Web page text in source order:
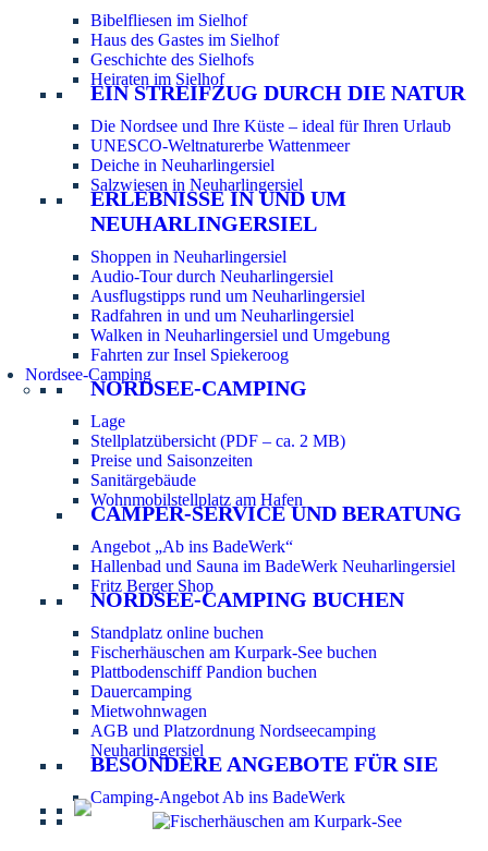
Bibelfliesen im Sielhof
Haus des Gastes im Sielhof
Geschichte des Sielhofs
Heiraten im Sielhof
EIN STREIFZUG DURCH DIE NATUR
Die Nordsee und Ihre Küste – ideal für Ihren Urlaub
UNESCO-Weltnaturerbe Wattenmeer
Deiche in Neuharlingersiel
Salzwiesen in Neuharlingersiel
ERLEBNISSE IN UND UM
NEUHARLINGERSIEL
Shoppen in Neuharlingersiel
Audio-Tour durch Neuharlingersiel
Ausflugstipps rund um Neuharlingersiel
Radfahren in und um Neuharlingersiel
Walken in Neuharlingersiel und Umgebung
Fahrten zur Insel Spiekeroog
Nordsee-Camping
NORDSEE-CAMPING
Lage
Stellplatzübersicht (PDF – ca. 2 MB)
Preise und Saisonzeiten
Sanitärgebäude
Wohnmobilstellplatz am Hafen
CAMPER-SERVICE UND BERATUNG
Angebot „Ab ins BadeWerk“
Hallenbad und Sauna im BadeWerk Neuharlingersiel
Fritz Berger Shop
NORDSEE-CAMPING BUCHEN
Standplatz online buchen
Fischerhäuschen am Kurpark-See buchen
Plattbodenschiff Pandion buchen
Dauercamping
Mietwohnwagen
AGB und Platzordnung Nordseecamping
Neuharlingersiel
BESONDERE ANGEBOTE FÜR SIE
Camping-Angebot Ab ins BadeWerk